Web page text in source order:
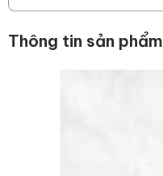
Thông tin sản phẩm